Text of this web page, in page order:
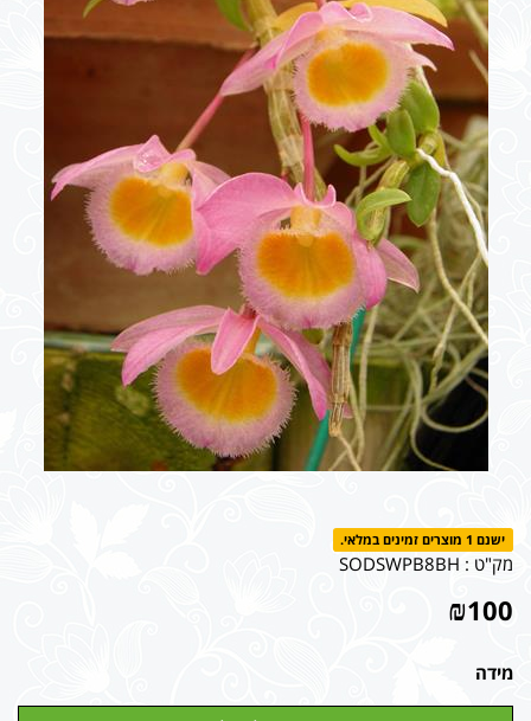
ישנם 1 מוצרים זמינים במלאי.
מק"ט : SODSWPB8BH
₪100
מידה